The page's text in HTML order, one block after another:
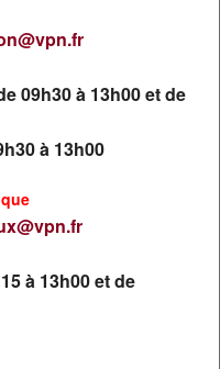
réseau vous
prochain
Weekends au
Une équipe de
09h30 à 13h00 et de
à 13h00
à 13h00 et de